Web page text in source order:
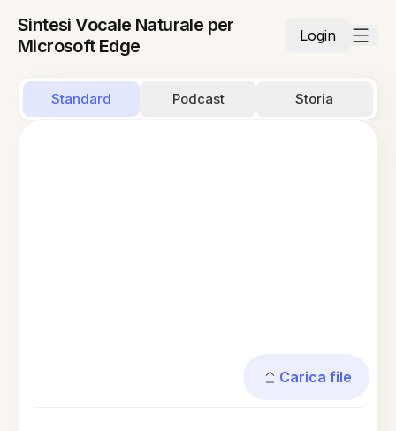
Sintesi Vocale Naturale per
Microsoft Edge
Login
Standard Podcast Storia
Carica file